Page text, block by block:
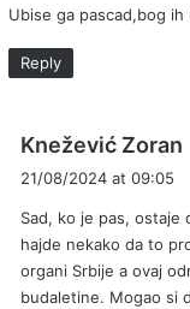
s
Ubise ga pascad,bog ih
Reply
Knežević Zoran
s
:
21/08/2024 at 09:05
Sad, ko je pas, ostaje
hajde nekako da to
organi Srbije a ovaj
budaletine. Mogao si